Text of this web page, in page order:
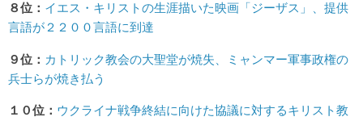
８位： イエス・キリストの生涯描いた映画「ジーザス」、提供
言語が２２００言語に到達
９位： カトリック教会の大聖堂が焼失、ミャンマー軍事政権の
兵士らが焼き払う
１０位： ウクライナ戦争終結に向けた協議に対するキリスト教